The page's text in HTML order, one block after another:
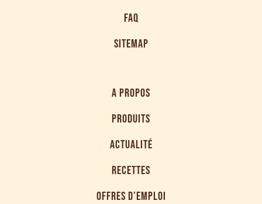
FAQ
SITEMAP
A PROPOS
PRODUITS
ACTUALITÉ
RECETTES
OFFRES D'EMPLOI